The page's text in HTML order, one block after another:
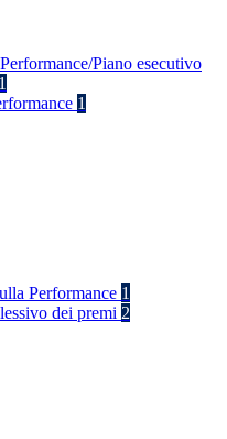
Piano esecutivo
1
1
Performance 1
dei premi 2